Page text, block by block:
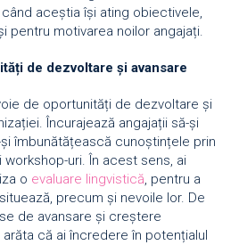
aceștia își ating obiectivele,
pentru motivarea noilor angajați.
de dezvoltare și avansare
de oportunități de dezvoltare și
Încurajează angajații să-și
îmbunătățească cunoștințele prin
uri. În acest sens, ai
o evaluare lingvistică, pentru a
precum și nevoile lor. De
de avansare și creștere
că ai încredere în potențialul